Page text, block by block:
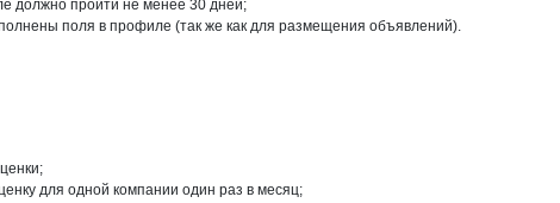
должно пройти не менее 30 дней;
поля в профиле (так же как для размещения объявлений).
для одной компании один раз в месяц;